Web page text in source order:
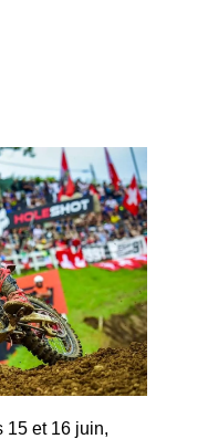
15 et 16 juin,